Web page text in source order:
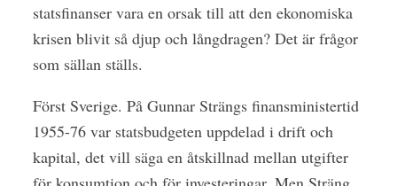
statsfinanser vara en orsak till att den ekonomiska
krisen blivit så djup och långdragen? Det är frågor
som sällan ställs.
Först Sverige. På Gunnar Strängs finansministertid
1955-76 var statsbudgeten uppdelad i drift och
kapital, det vill säga en åtskillnad mellan utgifter